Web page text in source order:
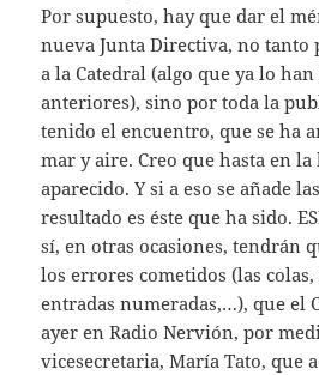
Por supuesto, hay que dar el
nueva Junta Directiva, no
a la Catedral (algo que ya lo
anteriores), sino por toda la
tenido el encuentro, que se ha
mar y aire. Creo que hasta en
aparecido. Y si a eso se añade
resultado es éste que ha sido.
sí, en otras ocasiones, tendrán
los errores cometidos (las
entradas numeradas,…), que el
ayer en Radio Nervión, por
vicesecretaria, María Tato, que